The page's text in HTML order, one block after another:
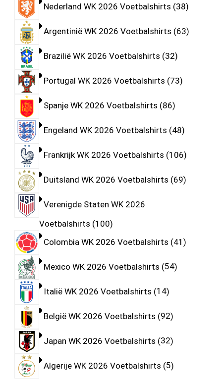
Nederland WK 2026 Voetbalshirts 38
Argentinië WK 2026 Voetbalshirts 63
Brazilië WK 2026 Voetbalshirts 32
Portugal WK 2026 Voetbalshirts 73
Spanje WK 2026 Voetbalshirts 86
Engeland WK 2026 Voetbalshirts 48
Frankrijk WK 2026 Voetbalshirts 106
Duitsland WK 2026 Voetbalshirts 69
Verenigde Staten WK 2026
Voetbalshirts 100
Colombia WK 2026 Voetbalshirts 41
Mexico WK 2026 Voetbalshirts 54
Italië WK 2026 Voetbalshirts 14
België WK 2026 Voetbalshirts 92
Japan WK 2026 Voetbalshirts 32
Algerije WK 2026 Voetbalshirts 5